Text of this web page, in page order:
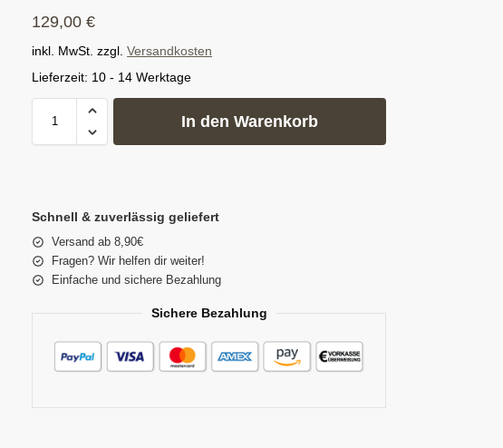
129,00€
inkl. MwSt. zzgl.Versandkosten
Lieferzeit: 10 - 14 Werktage
In den Warenkorb
Schnell & zuverlässig geliefert
Versand ab 8,90€
Fragen? Wir helfen dir weiter!
Einfache und sichere Bezahlung
Sichere Bezahlung